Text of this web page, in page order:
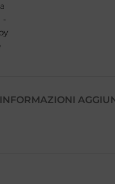
INFORMAZIONI